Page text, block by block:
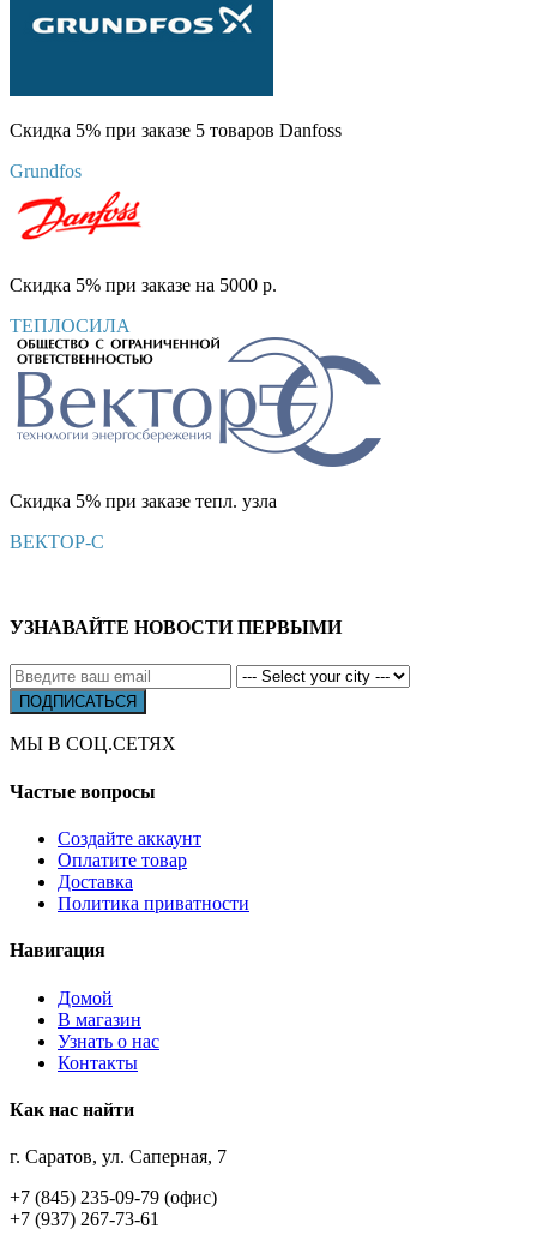
Скидка 5% при заказе 5 товаров Danfoss
Grundfos
Скидка 5% при заказе на 5000 р.
ТЕПЛОСИЛА
Скидка 5% при заказе тепл. узла
ВЕКТОР-С
УЗНАВАЙТЕ НОВОСТИ ПЕРВЫМИ
МЫ В СОЦ.СЕТЯХ
Частые вопросы
Создайте аккаунт
Оплатите товар
Доставка
Политика приватности
Навигация
Домой
В магазин
Узнать о нас
Контакты
Как нас найти
г. Саратов, ул. Саперная, 7
+7 (845) 235-09-79 (офис)
+7 (937) 267-73-61